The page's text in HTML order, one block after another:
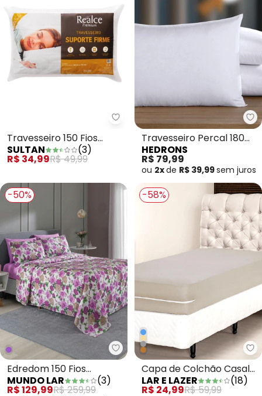
Sultan - Travesseiro 150 Fios
Travesseiro 150 Fios
Suporte Firme 1 Peça
SULTAN (3)
R$ 34,99R$ 49,99
Travesseiro Percal 180
Fios 50x70 cm Branco
HEDRONS
R$ 79,99
ou 2xde R$ 39,99sem juros
-50%
Mundo Lar - Edredom 150 Fios
Edredom 150 Fios
Algodão Floral Solteiro
MUNDO LAR (3)
R$ 129,99R$ 259,99
-58%
Capa de Colchão Casal
Bege
LAR E LAZER (18)
R$ 24,99R$ 59,99